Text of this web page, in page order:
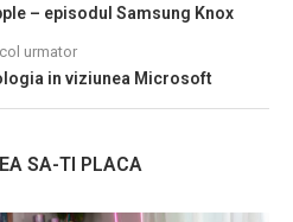
– episodul Samsung Knox
urmator
in viziunea Microsoft
SA-TI PLACA